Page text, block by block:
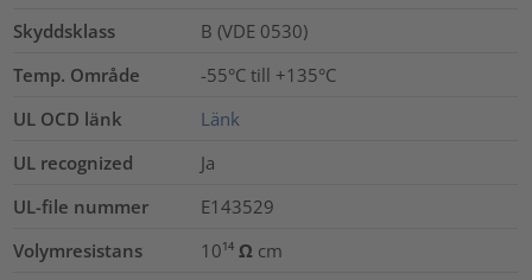
Skyddsklass
B (VDE 0530)
Temp. Område
-55°C till +135°C
UL OCD länk
Länk
UL recognized
Ja
UL-file nummer
E143529
Volymresistans
10¹⁴ Ω cm